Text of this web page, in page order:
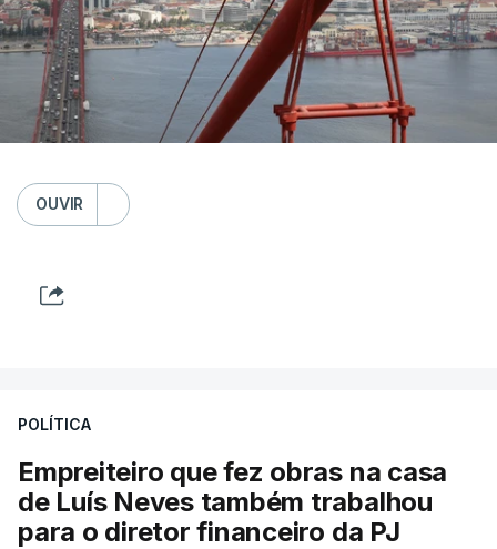
OUVIR
POLÍTICA
Empreiteiro que fez obras na casa
de Luís Neves também trabalhou
para o diretor financeiro da PJ